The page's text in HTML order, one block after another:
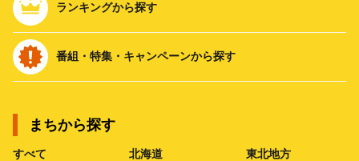
ランキングから探す
番組・特集・キャンペーンから探す
まちから探す
すべて 北海道 東北地方